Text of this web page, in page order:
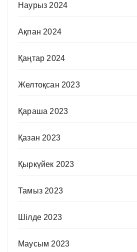
Наурыз 2024
Ақпан 2024
Қаңтар 2024
Желтоқсан 2023
Қараша 2023
Қазан 2023
Қыркүйек 2023
Тамыз 2023
Шілде 2023
Маусым 2023